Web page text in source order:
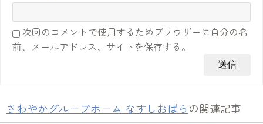
次回のコメントで使用するためブラウザーに自分の名
前、メールアドレス、サイトを保存する。
さわやかグループホーム なすしおばら の関連記事